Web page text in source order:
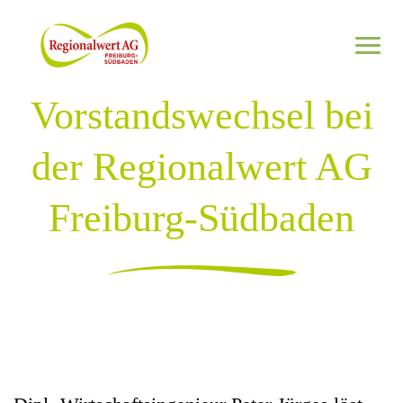
Netzwerk
Informieren
Regional investieren
Vorstandswechsel bei
der Regionalwert AG
Freiburg-Südbaden